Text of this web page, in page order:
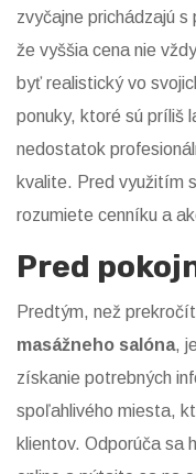
zvyčajne prichádzajú
že vyššia cena nie
byť realistický vo
ponuky, ktoré sú príliš
nedostatok
kvalite. Pred využitím
rozumiete cenníku a
Pred
Predtým, než
masážneho salóna,
získanie potrebných
spoľahlivého miesta,
klientov. Odporúča sa